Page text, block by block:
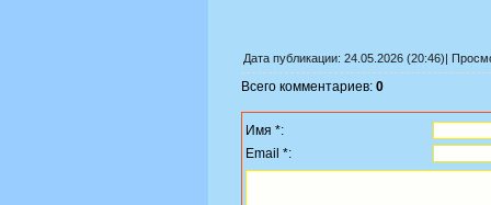
Дата публикации: 24.05.2026 (20:46)|
Всего комментариев: 0
Имя *:
Email *: